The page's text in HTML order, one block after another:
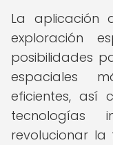
La aplicación
exploración
posibilidades
espaciales
eficientes, así
tecnologías
revolucionar